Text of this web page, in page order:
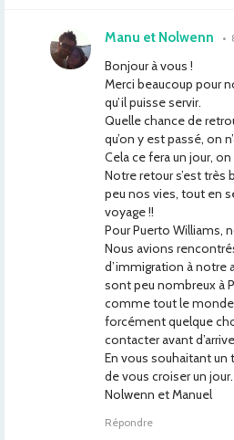
Manu et Nolwenn •
Bonjour à vous !
Merci beaucoup pour
qu’il puisse servir.
Quelle chance de
qu’on y est passé, on
Cela ce fera un jour,
Notre retour s’est très
peu nos vies, tout en
voyage !!
Pour Puerto Williams,
Nous avions
d’immigration à notre
sont peu nombreux à
comme tout le
forcément quelque
contacter avant
En vous souhaitant un
de vous croiser un jour.
Nolwenn et Manuel
Répondre